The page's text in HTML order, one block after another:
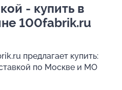
- купить в
100fabrik.ru
предлагает купить:
по Москве и МО